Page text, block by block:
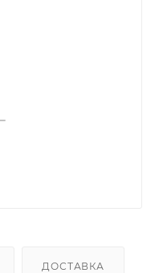
ДОСТАВКА